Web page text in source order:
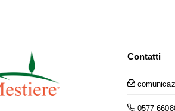
Contatti
0577